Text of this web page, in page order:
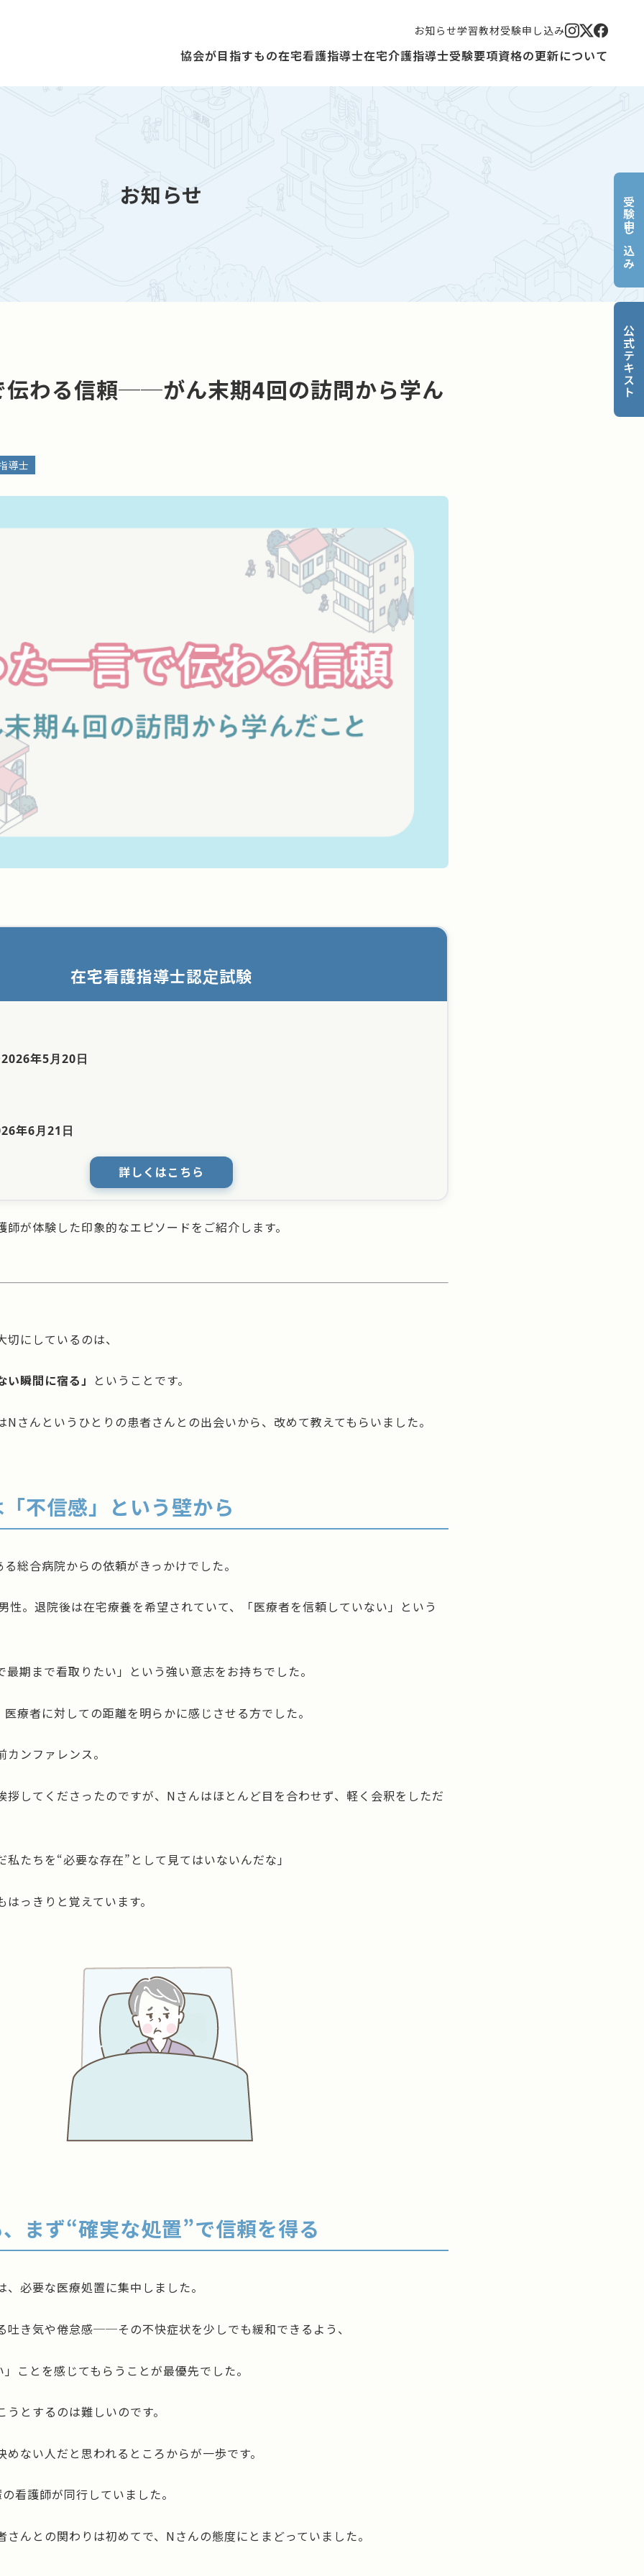
お知らせ学習教材受験申し込み
協会が目指すもの在宅看護指導士在宅介護指導士受験要項資格の更新について
受験申し込み
公式テキスト
お知らせ
伝わる信頼──がん末期4回の訪問から学ん
導士
在宅看護指導士認定試験
2026年5月20日
年6月21日
詳しくはこちら
が体験した印象的なエピソードをご紹介します。
にしているのは、
瞬間に宿る」 ということです。
さんというひとりの患者さんとの出会いから、改めて教えてもらいました。
不信感」という壁から
総合病院からの依頼がきっかけでした。
性。退院後は在宅療養を希望されていて、「医療者を信頼していない」という
期まで看取りたい」という強い意志をお持ちでした。
療者に対しての距離を明らかに感じさせる方でした。
ンファレンス。
拶してくださったのですが、Nさんはほとんど目を合わせず、軽く会釈をしただ
たちを“必要な存在”として見てはいないんだな」
っきりと覚えています。
まず“確実な処置”で信頼を得る
必要な医療処置に集中しました。
吐き気や倦怠感──その不快症状を少しでも緩和できるよう、
ことを感じてもらうことが最優先でした。
とするのは難しいのです。
ない人だと思われるところからが一歩です。
看護師が同行していました。
んとの関わりは初めてで、Nさんの態度にとまどっていました。